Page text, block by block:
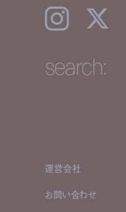
Instagram 𝕏
search:
運営会社
お問い合わせ